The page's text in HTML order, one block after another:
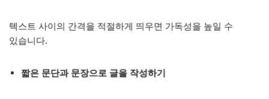
텍스트 사이의 간격을 적절하게 띄우면 가독성을 높일 수
있습니다.
짧은 문단과 문장으로 글을 작성하기